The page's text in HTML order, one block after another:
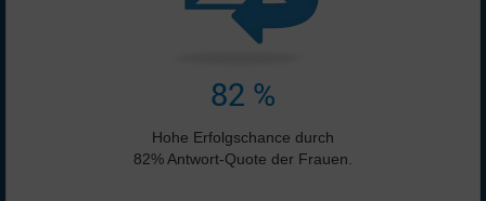
82 %
Hohe Erfolgschance durch
82% Antwort-Quote der Frauen.